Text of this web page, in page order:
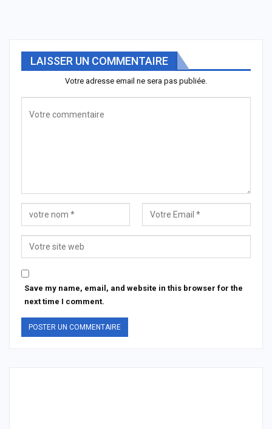
LAISSER UN COMMENTAIRE
Votre adresse email ne sera pas publiée.
Save my name, email, and website in this browser for the
next time I comment.